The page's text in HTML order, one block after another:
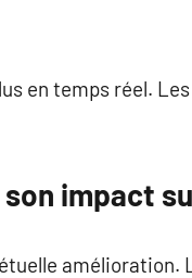
en temps réel.
impact
amélioration.